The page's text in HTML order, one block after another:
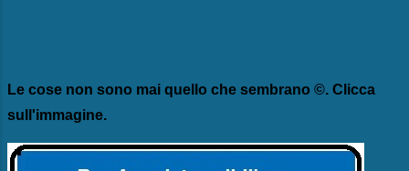
Le cose non sono mai quello che sembrano ©. Clicca
sull'immagine.